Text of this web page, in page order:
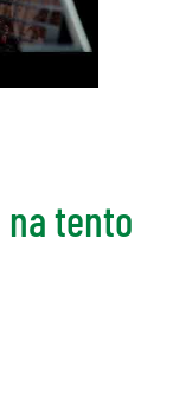
na tento